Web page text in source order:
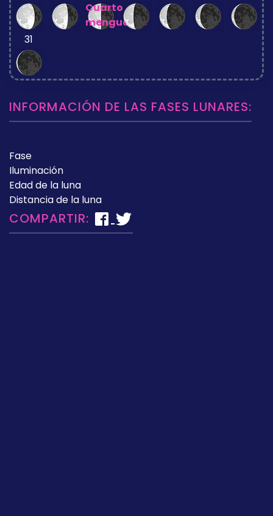
Cuarto
menguante
31
INFORMACIÓN DE LAS FASES LUNARES:
Fase
Iluminación
Edad de la luna
Distancia de la luna
COMPARTIR: